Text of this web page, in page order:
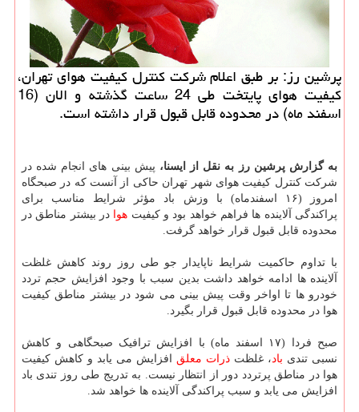
پرشین رز: بر طبق اعلام شرکت کنترل کیفیت هوای تهران،
کیفیت هوای پایتخت طی 24 ساعت گذشته و الان (16
اسفند ماه) در محدوده قابل قبول قرار داشته است.
به گزارش پرشین رز به نقل از ایسنا، پیش بینی های انجام شده در
شرکت کنترل کیفیت هوای شهر تهران حاکی از آنست که در صبحگاه
امروز (۱۶ اسفندماه) با وزش باد مؤثر شرایط مناسب برای
پراکندگی آلاینده ها فراهم خواهد بود و کیفیت هوا در بیشتر مناطق در
محدوده قابل قبول قرار خواهد گرفت.
با تداوم حاکمیت شرایط ناپایدار جو طی روز روند کاهش غلظت
آلاینده ها ادامه خواهد داشت بدین سبب با وجود افزایش حجم تردد
خودرو ها تا اواخر وقت پیش بینی می شود در بیشتر مناطق کیفیت
هوا در محدوده قابل قبول قرار بگیرد.
صبح فردا (۱۷ اسفند ماه) با افزایش ترافیک صبحگاهی و کاهش
نسبی تندی باد ، غلظت ذرات معلق افزایش می یابد و کاهش کیفیت
هوا در مناطق پرتردد دور از انتظار نیست. به تدریج طی روز تندی باد
افزایش می یابد و سبب پراکندگی آلاینده ها خواهد شد.